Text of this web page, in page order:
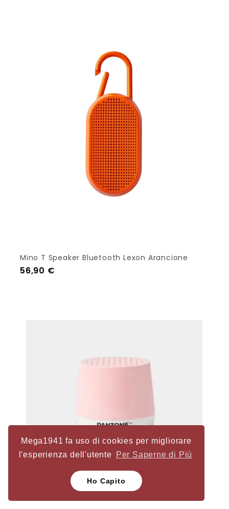
Mega1941 fa uso di cookies per migliorare
l'esperienza dell'utente
Per Saperne di Più
Ho Capito
Mino T Speaker Bluetooth Lexon Arancione
Prezzo
56,90 €